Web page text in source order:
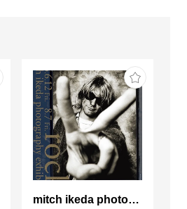
mitch ikeda photography exhibition「rocks」